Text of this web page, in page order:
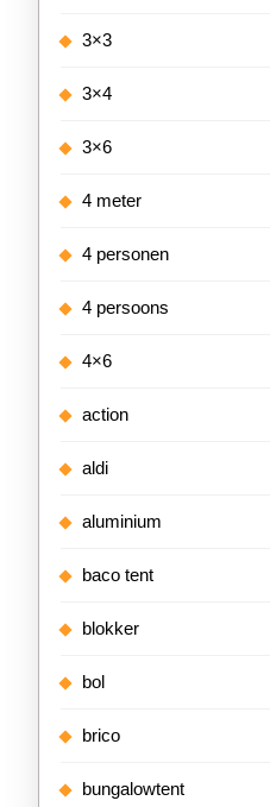
3×3
3×4
3×6
4 meter
4 personen
4 persoons
4×6
action
aldi
aluminium
baco tent
blokker
bol
brico
bungalowtent